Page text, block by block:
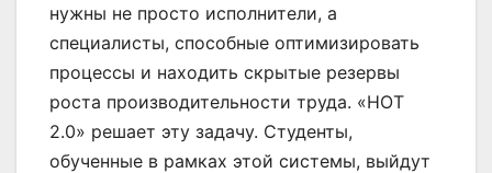
нужны не просто исполнители, а
специалисты, способные оптимизировать
процессы и находить скрытые резервы
роста производительности труда. «НОТ
2.0» решает эту задачу. Студенты,
обученные в рамках этой системы, выйдут